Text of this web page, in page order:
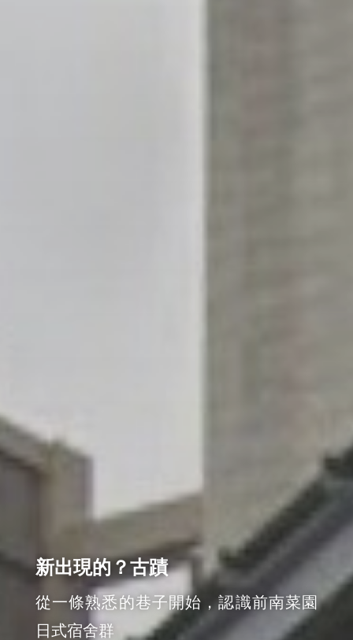
新出現的？古蹟
從一條熟悉的巷子開始，認識前南菜園
日式宿舍群